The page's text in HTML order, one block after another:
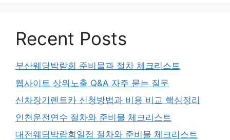
Recent Posts
부산웨딩박람회 준비물과 절차 체크리스트
웹사이트 상위노출 Q&A 자주 묻는 질문
신차장기렌트카 신청방법과 비용 비교 핵심정리
인천운전연수 절차와 준비물 체크리스트
대전웨딩박람회일정 절차와 준비물 체크리스트